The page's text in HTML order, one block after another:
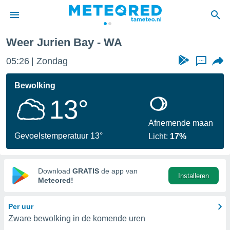
door
verstrekte
hoge
hebt de
voor
op basis
Weer Jurien Bay - WA
05:26 Zondag ...
Bewolking
13°
Gevoelstemperatuur 13°
Afnemende maan
Licht: 17%
Download GRATIS de app van
Meteored!
Installeren
Per uur
Zware bewolking in de komende uren